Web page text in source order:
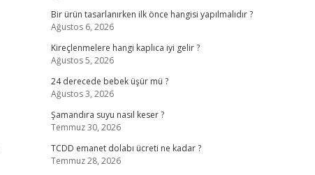
Bir ürün tasarlanırken ilk önce hangisi yapılmalıdır ?
Ağustos 6, 2026
Kireçlenmelere hangi kaplıca iyi gelir ?
Ağustos 5, 2026
24 derecede bebek üşür mü ?
Ağustos 3, 2026
Şamandıra suyu nasıl keser ?
Temmuz 30, 2026
TCDD emanet dolabı ücreti ne kadar ?
Temmuz 28, 2026